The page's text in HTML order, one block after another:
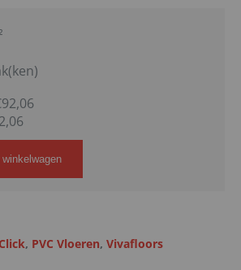
, PVC Vloeren, Vivafloors